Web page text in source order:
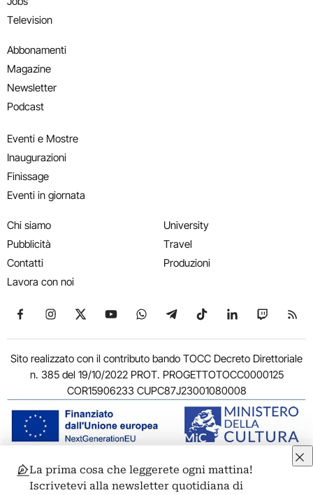
Television
Abbonamenti
Magazine
Newsletter
Podcast
Eventi e Mostre
Inaugurazioni
Finissage
Eventi in giornata
Chi siamo
Pubblicità
Contatti
Lavora con noi
University
Travel
Produzioni
Seguici su Facebook
Seguici su Instagram
Seguici su X
Seguici su YouTube
Seguici su WhatsApp
Seguici su Telegram
Seguici su TikTok
Seguici su
Seguici
Sito realizzato con il contributo bando TOCC Decreto Direttoriale
n. 385 del 19/10/2022 PROT. PROGETTOTOCC0000125
COR15906233 CUPC87J23001080008
© 2011-2026 ARTRIBUNE srl – Corso Vittorio Emanuele II, 287 –
00186 Roma - P.I. 11381581005
La prima cosa che leggerete ogni mattina!
Iscrivetevi alla newsletter quotidiana di